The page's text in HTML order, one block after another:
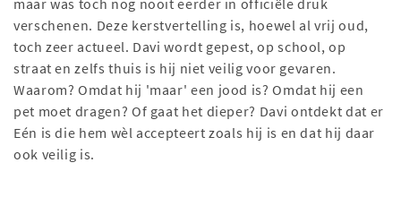
maar was toch nog nooit eerder in officiële druk
verschenen. Deze kerstvertelling is, hoewel al vrij oud,
toch zeer actueel. Davi wordt gepest, op school, op
straat en zelfs thuis is hij niet veilig voor gevaren.
Waarom? Omdat hij 'maar' een jood is? Omdat hij een
pet moet dragen? Of gaat het dieper? Davi ontdekt dat er
Eén is die hem wèl accepteert zoals hij is en dat hij daar
ook veilig is.